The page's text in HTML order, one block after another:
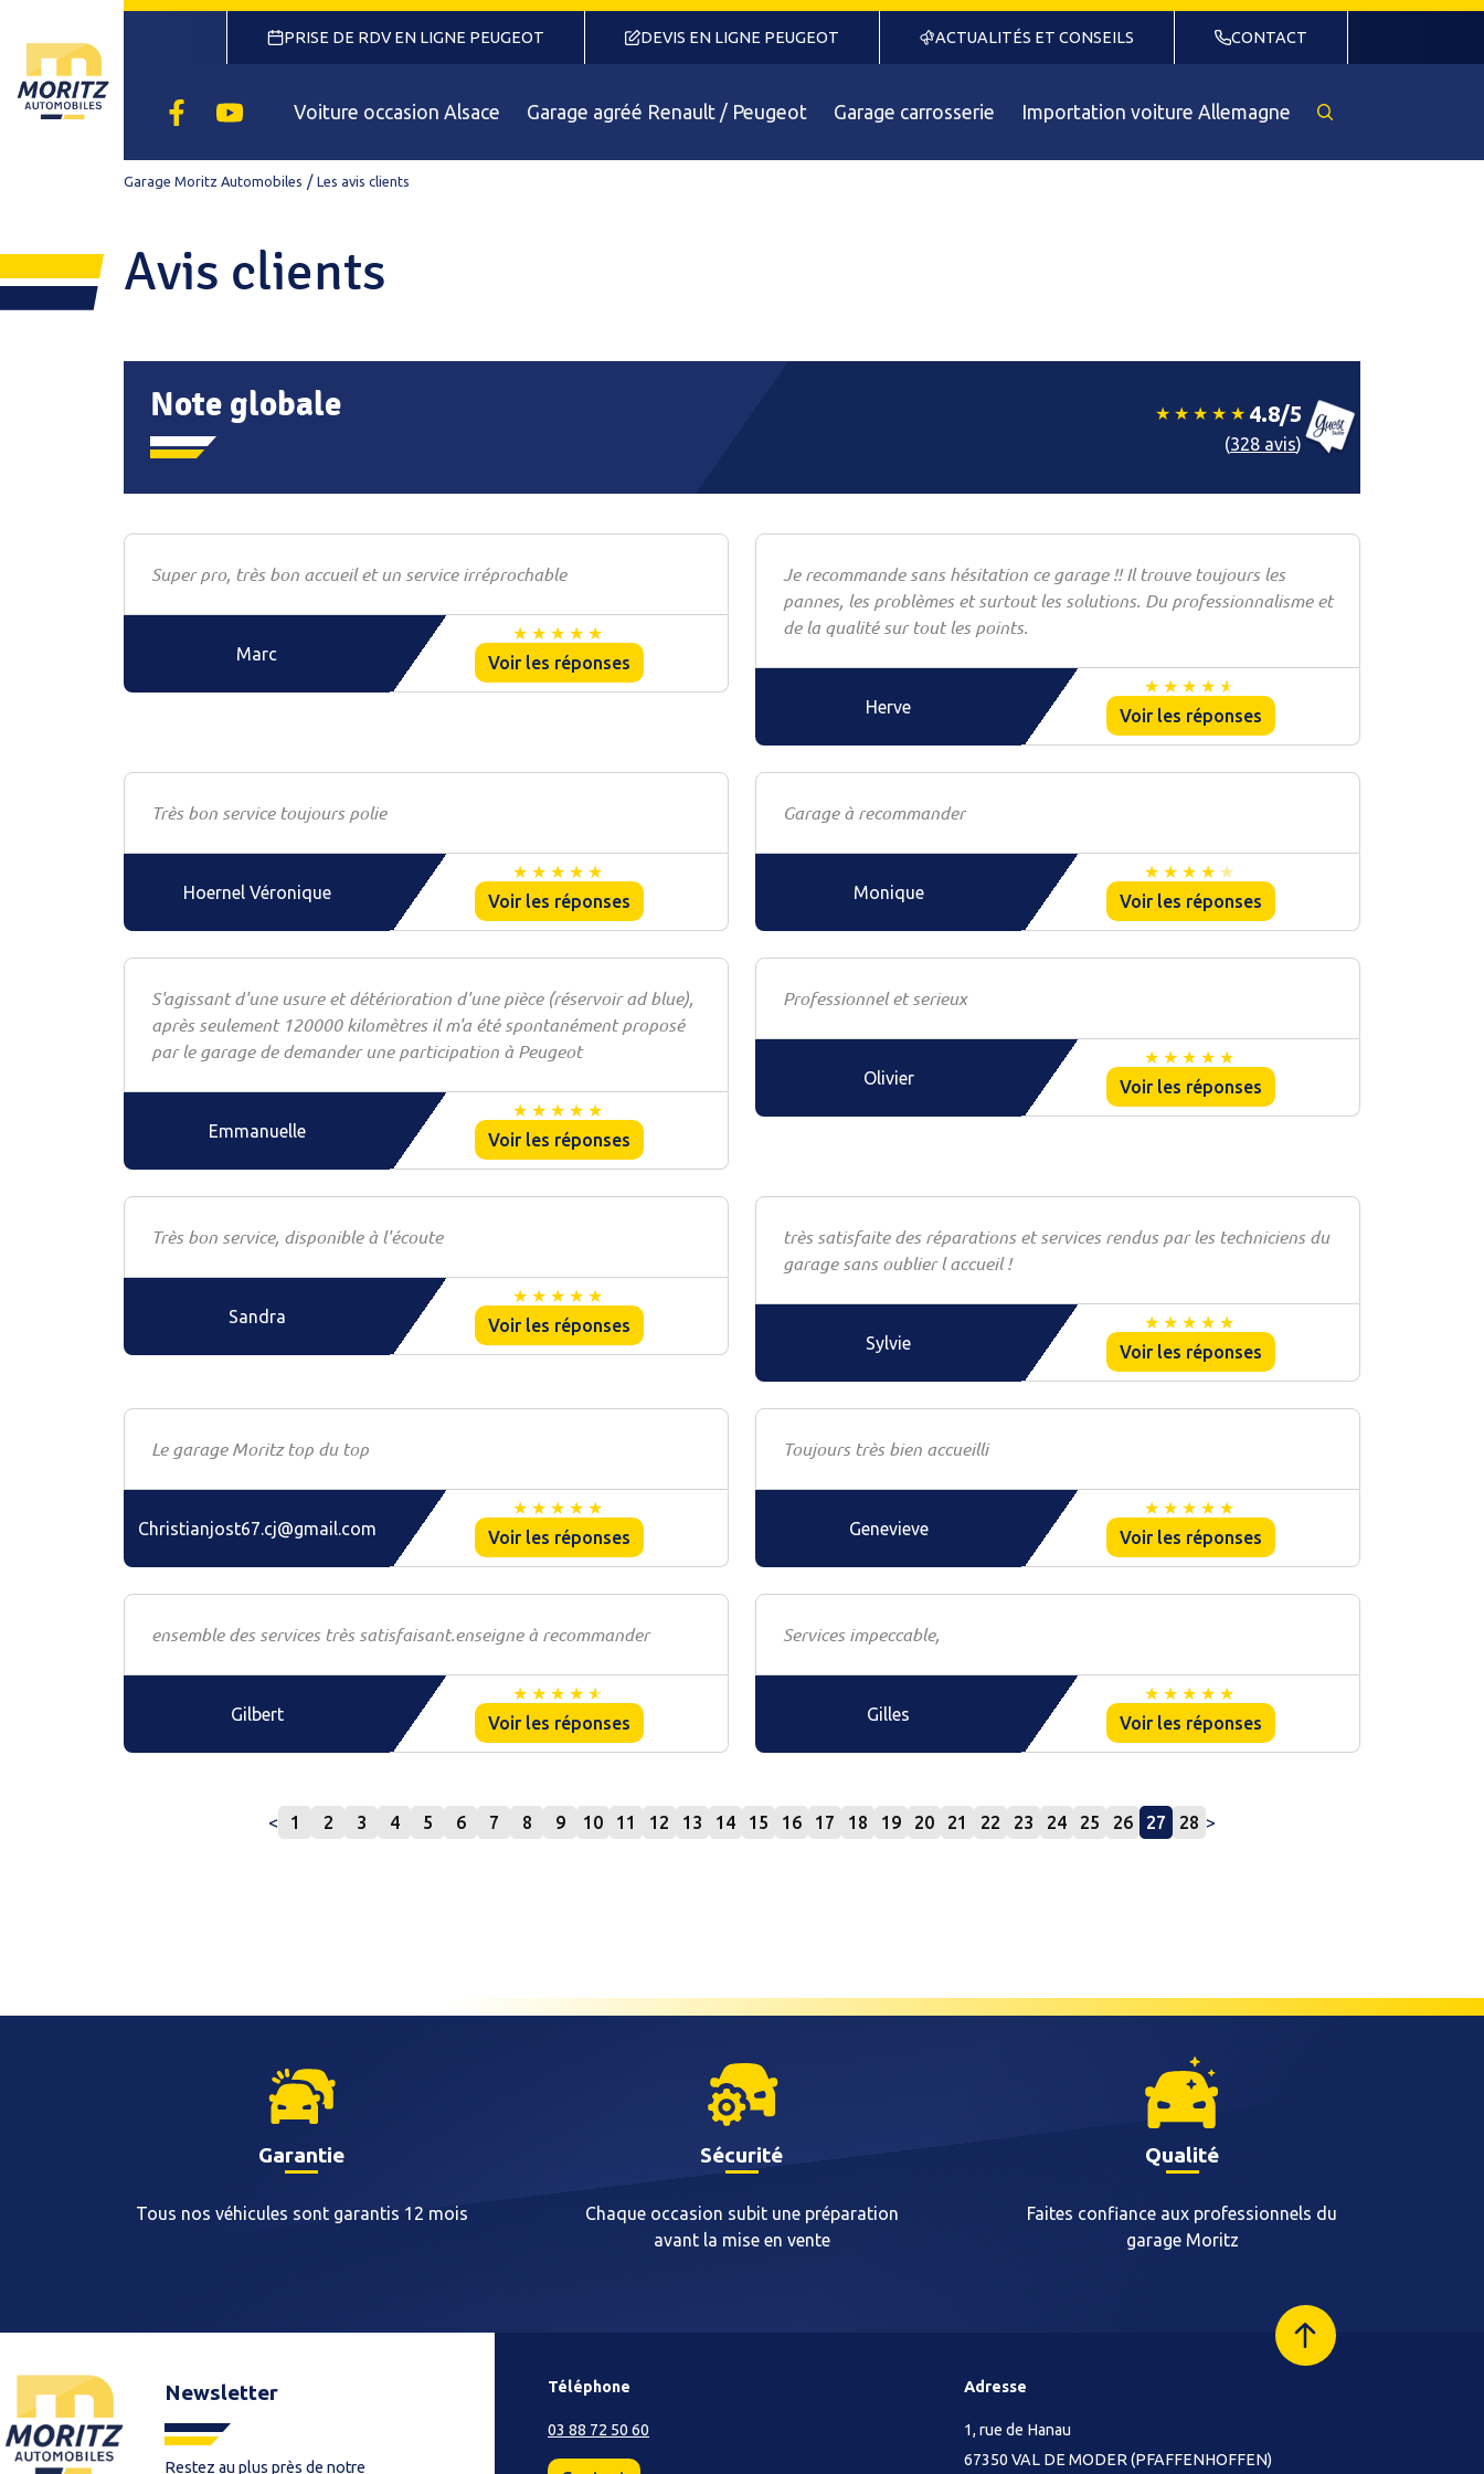
PRISE DE RDV EN LIGNE PEUGEOT DEVIS EN LIGNE PEUGEOT ACTUALITÉS ET CONSEILS CONTACT
FacebookYoutubeVoiture occasion Alsace Garage agréé Renault / Peugeot Garage carrosserie Importation voiture Allemagne
Rechercher
Garage Moritz Automobiles Les avis clients
Avis clients
Note globale 4.8/5
(328 avis)
Super pro, très bon accueil et un service irréprochable
Marc Voir les réponses
Je recommande sans hésitation ce garage !! Il trouve toujours les
pannes, les problèmes et surtout les solutions. Du professionnalisme et
de la qualité sur tout les points.
Herve Voir les réponses
Très bon service toujours polie
Hoernel Véronique Voir les réponses
Garage à recommander
Monique Voir les réponses
S'agissant d'une usure et détérioration d'une pièce (réservoir ad blue),
après seulement 120000 kilomètres il m'a été spontanément proposé
par le garage de demander une participation à Peugeot
Emmanuelle Voir les réponses
Professionnel et serieux
Olivier Voir les réponses
Très bon service, disponible à l'écoute
Sandra Voir les réponses
très satisfaite des réparations et services rendus par les techniciens du
garage sans oublier l accueil !
Sylvie Voir les réponses
Le garage Moritz top du top
Christianjost67.cj@gmail.com Voir les réponses
Toujours très bien accueilli
Genevieve Voir les réponses
ensemble des services très satisfaisant.enseigne à recommander
Gilbert Voir les réponses
Services impeccable,
Gilles Voir les réponses
< 1 2 3 4 5 6 7 8 9 10 11 12 13 14 15 16 17 18 19 20 21 22 23 24 25 26 27 28 >
Garantie
Tous nos véhicules sont garantis 12 mois
Sécurité
Chaque occasion subit une préparation
avant la mise en vente
Qualité
Faites confiance aux professionnels du
garage Moritz
Newsletter
Restez au plus près de notre
Téléphone
03 88 72 50 60
Adresse
1, rue de Hanau
67350 VAL DE MODER (PFAFFENHOFFEN)